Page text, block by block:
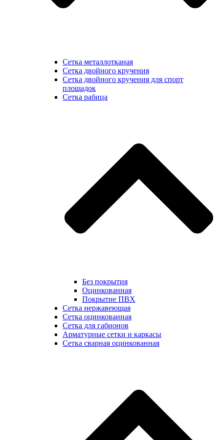
Сетка металлотканая
Сетка двойного кручения
Сетка двойного кручения для спорт
площадок
Сетка рабица
Без покрытия
Оцинкованная
Покрытие ПВХ
Сетка нержавеющая
Сетка оцинкованная
Сетка для габионов
Арматурные сетки и каркасы
Сетка сварная оцинкованная